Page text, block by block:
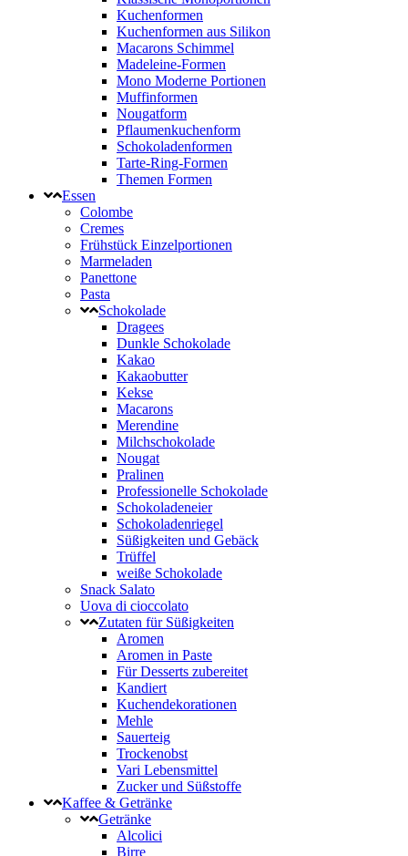
Kuchenformen
Kuchenformen aus Silikon
Macarons Schimmel
Madeleine-Formen
Mono Moderne Portionen
Muffinformen
Nougatform
Pflaumenkuchenform
Schokoladenformen
Tarte-Ring-Formen
Themen Formen
Essen
Colombe
Cremes
Frühstück Einzelportionen
Marmeladen
Panettone
Pasta
Schokolade
Dragees
Dunkle Schokolade
Kakao
Kakaobutter
Kekse
Macarons
Merendine
Milchschokolade
Nougat
Pralinen
Professionelle Schokolade
Schokoladeneier
Schokoladenriegel
Süßigkeiten und Gebäck
Trüffel
weiße Schokolade
Snack Salato
Uova di cioccolato
Zutaten für Süßigkeiten
Aromen
Aromen in Paste
Für Desserts zubereitet
Kandiert
Kuchendekorationen
Mehle
Sauerteig
Trockenobst
Vari Lebensmittel
Zucker und Süßstoffe
Kaffee & Getränke
Getränke
Alcolici
Birre